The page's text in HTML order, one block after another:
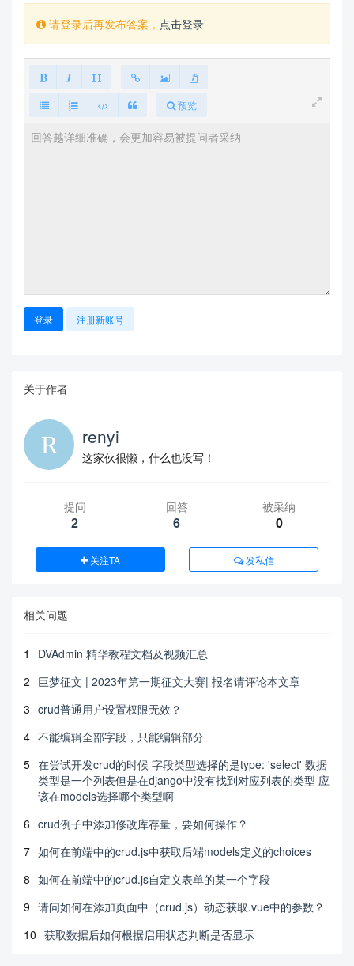
请登录后再发布答案， 点击登录
预览
登录 注册新账号
关于作者
renyi
这家伙很懒，什么也没写！
提问
2
回答
6
被采纳
0
关注TA 发私信
相关问题
1
DVAdmin 精华教程文档及视频汇总
2 巨梦征文 | 2023年第一期征文大赛| 报名请评论本文章
3 crud普通用户设置权限无效？
4 不能编辑全部字段，只能编辑部分
5 在尝试开发crud的时候 字段类型选择的是type: 'select' 数据
类型是一个列表但是在django中没有找到对应列表的类型 应
该在models选择哪个类型啊
6 crud例子中添加修改库存量，要如何操作？
7 如何在前端中的crud.js中获取后端models定义的choices
8 如何在前端中的crud.js自定义表单的某一个字段
9 请问如何在添加页面中（crud.js）动态获取.vue中的参数？
10 获取数据后如何根据启用状态判断是否显示